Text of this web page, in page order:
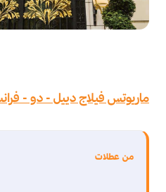
ماريوتس فيلاج دييل - دو -
من عطلات